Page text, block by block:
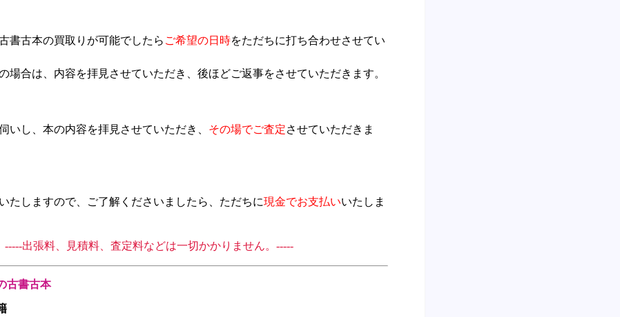
書古本の買取りが可能でしたら ご希望の日時をただちに打ち合わせさせてい
場合は、内容を拝見させていただき、後ほどご返事をさせていただきます。
いし、本の内容を拝見させていただき、 その場でご査定させていただきま
いたしますので、ご了解くださいましたら、ただちに現金でお支払いいたしま
-----出張料、見積料、査定料などは一切かかりません。-----
古書古本